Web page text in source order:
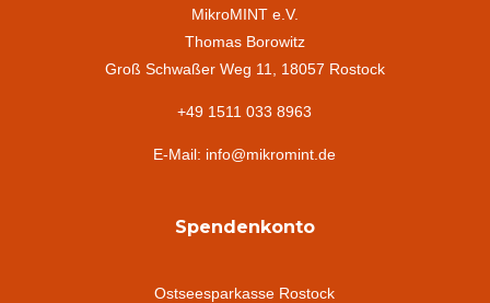
MikroMINT e.V.
Thomas Borowitz
Groß Schwaßer Weg 11, 18057 Rostock
+49 1511 033 8963
E-Mail: info@mikromint.de
Spendenkonto
Ostseesparkasse Rostock